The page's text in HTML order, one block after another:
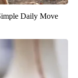
Daily Move